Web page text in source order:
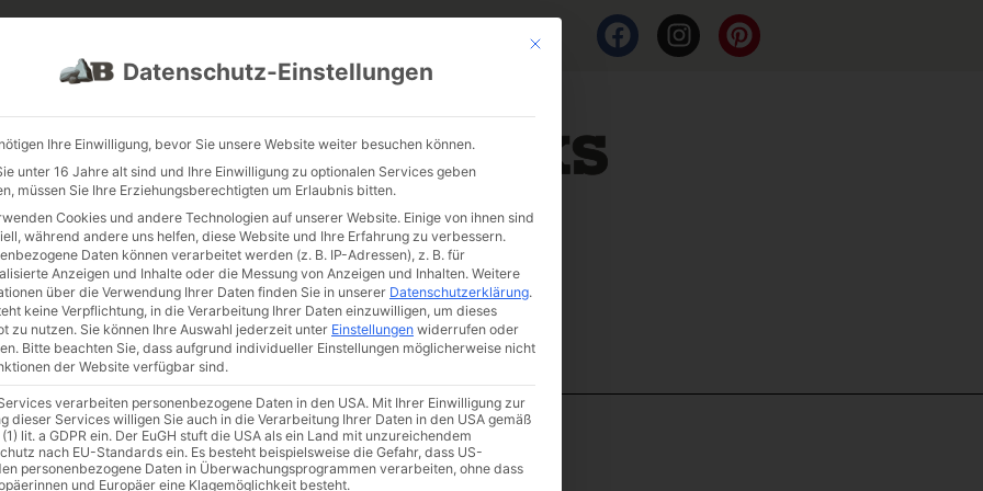
/Betonpflaster/ Betonpflaster Tafelstein Walnuss 80mm
Mit diesem Button wird der Dialog geschlossen. Seine Funktionalität ist
Datenschutz-Einstellungen
Ihre Einwilligung, bevor Sie unsere Website weiter besuchen können.
unter 16 Jahre alt sind und Ihre Einwilligung zu optionalen Services geben
müssen Sie Ihre Erziehungsberechtigten um Erlaubnis bitten.
Cookies und andere Technologien auf unserer Website. Einige von ihnen sind
während andere uns helfen, diese Website und Ihre Erfahrung zu verbessern.
Daten können verarbeitet werden (z. B. IP-Adressen), z. B. für
Anzeigen und Inhalte oder die Messung von Anzeigen und Inhalten. Weitere
über die Verwendung Ihrer Daten finden Sie in unserer Datenschutzerklärung.
keine Verpflichtung, in die Verarbeitung Ihrer Daten einzuwilligen, um dieses
zu nutzen. Sie können Ihre Auswahl jederzeit unter Einstellungen widerrufen oder
Bitte beachten Sie, dass aufgrund individueller Einstellungen möglicherweise nicht
der Website verfügbar sind.
verarbeiten personenbezogene Daten in den USA. Mit Ihrer Einwilligung zur
dieser Services willigen Sie auch in die Verarbeitung Ihrer Daten in den USA gemäß
lit. a GDPR ein. Der EuGH stuft die USA als ein Land mit unzureichendem
nach EU-Standards ein. Es besteht beispielsweise die Gefahr, dass US-
personenbezogene Daten in Überwachungsprogrammen verarbeiten, ohne dass
und Europäer eine Klagemöglichkeit besteht.